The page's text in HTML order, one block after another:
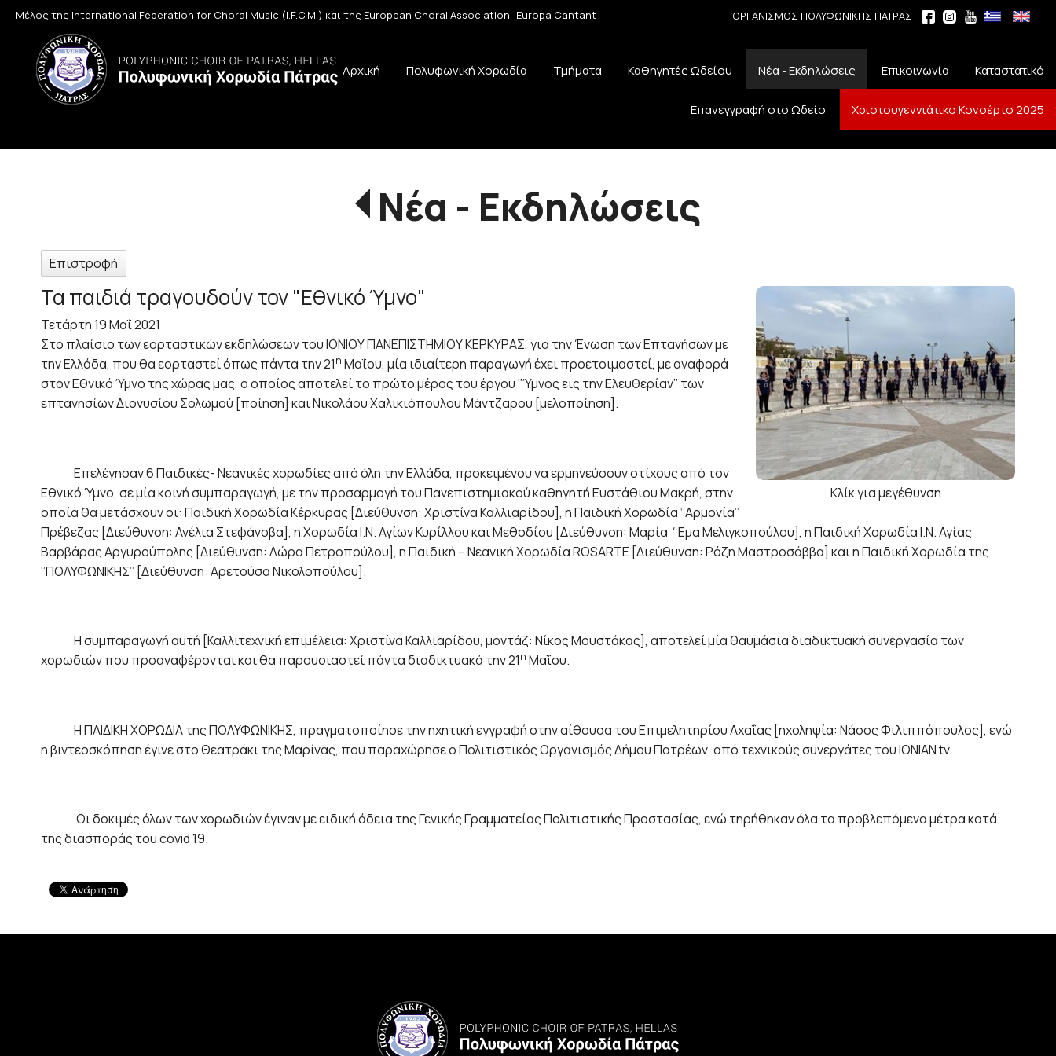
ΟΡΓΑΝΙΣΜΟΣ ΠΟΛΥΦΩΝΙΚΗΣ ΠΑΤΡΑΣ
Μέλος της International Federation for Choral Music (I.F.C.M.) και της European Choral Association- Europa Cantant
Αρχική Πολυφωνική Χορωδία Τμήματα Καθηγητές Ωδείου Νέα - Εκδηλώσεις Επικοινωνία Καταστατικό
Επανεγγραφή στο Ωδείο Χριστουγεννιάτικο Κονσέρτο 2025
Νέα - Εκδηλώσεις
Επιστροφή
Κλίκ για μεγέθυνση
Τα παιδιά τραγουδούν τον "Εθνικό Ύμνο"
Τετάρτη 19 Μαΐ 2021
Στο πλαίσιο των εορταστικών εκδηλώσεων του ΙΟΝΙΟΥ ΠΑΝΕΠΙΣΤΗΜΙΟΥ ΚΕΡΚΥΡΑΣ, για την Ένωση των Επτανήσων με
την Ελλάδα, που θα εορταστεί όπως πάντα την 21η Μαΐου, μία ιδιαίτερη παραγωγή έχει προετοιμαστεί, με αναφορά
στον Εθνικό Ύμνο της χώρας μας, ο οποίος αποτελεί το πρώτο μέρος του έργου ‘’Ύμνος εις την Ελευθερίαν’’ των
επτανησίων Διονυσίου Σολωμού [ποίηση] και Νικολάου Χαλικιόπουλου Μάντζαρου [μελοποίηση].
Επελέγησαν 6 Παιδικές- Νεανικές χορωδίες από όλη την Ελλάδα, προκειμένου να ερμηνεύσουν στίχους από τον
Εθνικό Ύμνο, σε μία κοινή συμπαραγωγή, με την προσαρμογή του Πανεπιστημιακού καθηγητή Ευστάθιου Μακρή, στην
οποία θα μετάσχουν οι: Παιδική Χορωδία Κέρκυρας [Διεύθυνση: Χριστίνα Καλλιαρίδου], η Παιδική Χορωδία ‘’Αρμονία’’
Πρέβεζας [Διεύθυνση: Ανέλια Στεφάνοβα], η Χορωδία Ι.Ν. Αγίων Κυρίλλου και Μεθοδίου [Διεύθυνση: Μαρία ΄Εμα Μελιγκοπούλου], η Παιδική Χορωδία Ι.Ν. Αγίας
Βαρβάρας Αργυρούπολης [Διεύθυνση: Λώρα Πετροπούλου], η Παιδική – Νεανική Χορωδία ROSARTE [Διεύθυνση: Ρόζη Μαστροσάββα] και η Παιδική Χορωδία της
‘’ΠΟΛΥΦΩΝΙΚΗΣ’’ [Διεύθυνση: Αρετούσα Νικολοπούλου].
Η συμπαραγωγή αυτή [Καλλιτεχνική επιμέλεια: Χριστίνα Καλλιαρίδου, μοντάζ: Νίκος Μουστάκας], αποτελεί μία θαυμάσια διαδικτυακή συνεργασία των
χορωδιών που προαναφέρονται και θα παρουσιαστεί πάντα διαδικτυακά την 21η Μαΐου.
Η ΠΑΙΔΙΚΗ ΧΟΡΩΔΙΑ της ΠΟΛΥΦΩΝΙΚΗΣ, πραγματοποίησε την ηχητική εγγραφή στην αίθουσα του Επιμελητηρίου Αχαΐας [ηχοληψία: Νάσος Φιλιππόπουλος], ενώ
η βιντεοσκόπηση έγινε στο Θεατράκι της Μαρίνας, που παραχώρησε ο Πολιτιστικός Οργανισμός Δήμου Πατρέων, από τεχνικούς συνεργάτες του IONIAN tv.
Οι δοκιμές όλων των χορωδιών έγιναν με ειδική άδεια της Γενικής Γραμματείας Πολιτιστικής Προστασίας, ενώ τηρήθηκαν όλα τα προβλεπόμενα μέτρα κατά
της διασποράς του covid 19.